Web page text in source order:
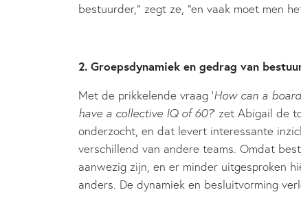
bestuurder,” zegt ze, “en vaak moet men
2. Groepsdynamiek en gedrag van
Met de prikkelende vraag ‘How can a
have a collective IQ of 60?’ zet Abigail de
onderzocht, en dat levert interessante
verschillend van andere teams. Omdat
aanwezig zijn, en er minder uitgesproken
anders. De dynamiek en besluitvorming